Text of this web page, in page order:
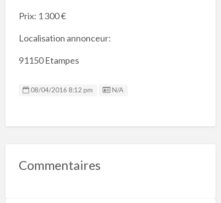
Prix: 1 300 €
Localisation annonceur:
91150 Etampes
08/04/2016 8:12 pm Listing ID
N/A
Commentaires